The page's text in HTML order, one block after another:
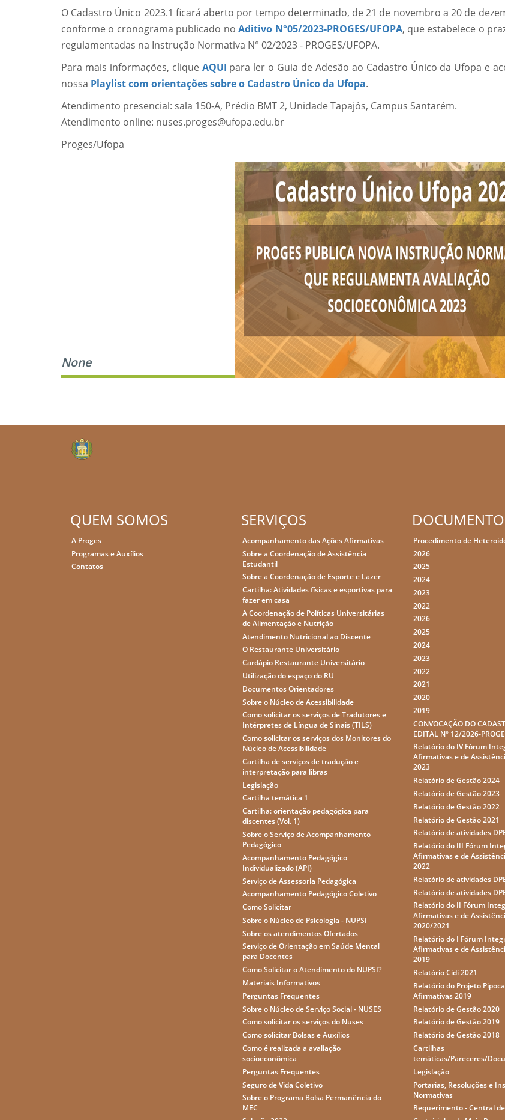
O Cadastro Único 2023.1 ficará aberto por tempo determinado, de 21 de novembro a 20 de
conforme o cronograma publicado noAditivo N°05/2023-PROGES/UFOPA, que estabelece o
regulamentadas na Instrução Normativa N° 02/2023 - PROGES/UFOPA.
Para mais informações, clique AQUI para ler o Guia de Adesão ao Cadastro Único da Ufopa e
nossa Playlist com orientações sobre o Cadastro Único da Ufopa.
Atendimento presencial: sala 150-A, Prédio BMT 2, Unidade Tapajós, Campus Santarém.
Atendimento online: nuses.proges@ufopa.edu.br
Proges/Ufopa
None
QUEM SOMOS
A Proges
Programas e Auxílios
Contatos
SERVIÇOS
Acompanhamento das Ações Afirmativas
Sobre a Coordenação de Assistência
Estudantil
Sobre a Coordenação de Esporte e Lazer
Cartilha: Atividades físicas e esportivas para
fazer em casa
A Coordenação de Políticas Universitárias
de Alimentação e Nutrição
Atendimento Nutricional ao Discente
O Restaurante Universitário
Cardápio Restaurante Universitário
Utilização do espaço do RU
Documentos Orientadores
Sobre o Núcleo de Acessibilidade
Como solicitar os serviços de Tradutores e
Intérpretes de Língua de Sinais (TILS)
Como solicitar os serviços dos Monitores do
Núcleo de Acessibilidade
Cartilha de serviços de tradução e
interpretação para libras
Legislação
Cartilha temática 1
Cartilha: orientação pedagógica para
discentes (Vol. 1)
Sobre o Serviço de Acompanhamento
Pedagógico
Acompanhamento Pedagógico
Individualizado (API)
Serviço de Assessoria Pedagógica
Acompanhamento Pedagógico Coletivo
Como Solicitar
Sobre o Núcleo de Psicologia - NUPSI
Sobre os atendimentos Ofertados
Serviço de Orientação em Saúde Mental
para Docentes
Como Solicitar o Atendimento do NUPSI?
Materiais Informativos
Perguntas Frequentes
Sobre o Núcleo de Serviço Social - NUSES
Como solicitar os serviços do Nuses
Como solicitar Bolsas e Auxílios
Como é realizada a avaliação
socioeconômica
Perguntas Frequentes
Seguro de Vida Coletivo
Sobre o Programa Bolsa Permanência do
MEC
Procedimento de
2026
2025
2024
2023
2022
2026
2025
2024
2023
2022
2021
2020
2019
CONVOCAÇÃO DO
EDITAL N° 12/2026-
Relatório do IV Fórum
Afirmativas e de
2023
Relatório de Gestão 2024
Relatório de Gestão 2023
Relatório de Gestão 2022
Relatório de Gestão 2021
Relatório de atividades
Relatório do III Fórum
Afirmativas e de
2022
Relatório de atividades
Relatório de atividades
Relatório do II Fórum
Afirmativas e de
2020/2021
Relatório do I Fórum
Afirmativas e de
2019
Relatório Cidi 2021
Relatório do Projeto
Afirmativas 2019
Relatório de Gestão 2020
Relatório de Gestão 2019
Relatório de Gestão 2018
Cartilhas
temáticas/Pareceres/
Legislação
Portarias, Resoluções e
Normativas
Requerimento - Central